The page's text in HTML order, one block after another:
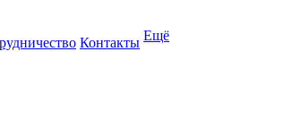
Контакты Ещё